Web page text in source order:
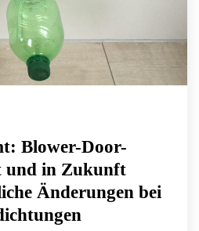
Blower-Door-
und in Zukunft
Änderungen bei